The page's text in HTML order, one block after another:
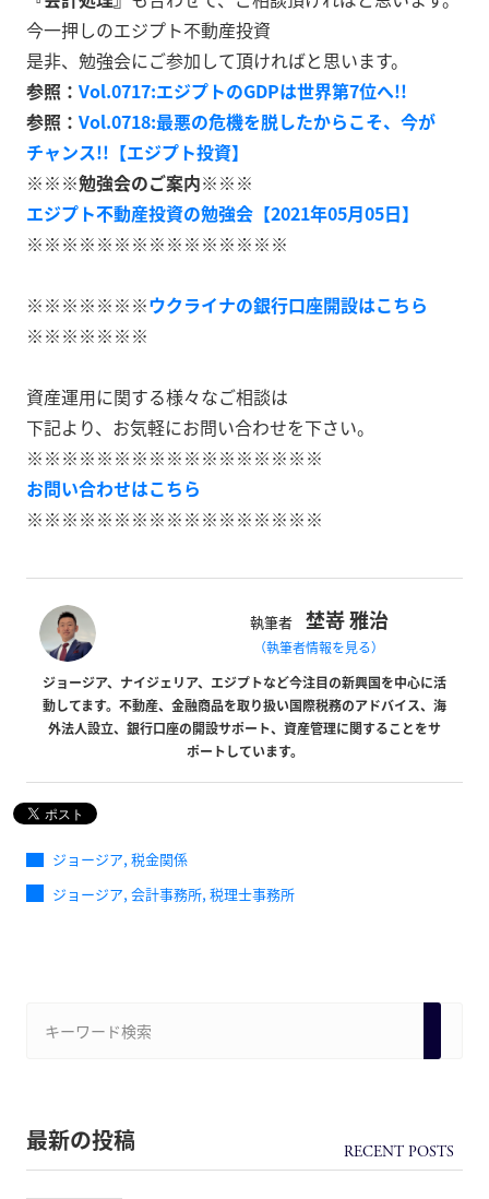
今一押しのエジプト不動産投資
是非、勉強会にご参加して頂ければと思います。
参照： Vol.0717:エジプトのGDPは世界第7位へ!!
参照： Vol.0718:最悪の危機を脱したからこそ、今が
チャンス!!【エジプト投資】
※※※勉強会のご案内※※※
エジプト不動産投資の勉強会【2021年05月05日】
※※※※※※※※※※※※※※※
※※※※※※※ウクライナの銀行口座開設はこちら
※※※※※※※
資産運用に関する様々なご相談は
下記より、お気軽にお問い合わせを下さい。
※※※※※※※※※※※※※※※※※
お問い合わせはこちら
※※※※※※※※※※※※※※※※※
執筆者 埜嵜 雅治
（執筆者情報を見る）
ジョージア、ナイジェリア、エジプトなど今注目の新興国を中心に活
動してます。不動産、金融商品を取り扱い国際税務のアドバイス、海
外法人設立、銀行口座の開設サポート、資産管理に関することをサ
ポートしています。
ジョージア, 税金関係
ジョージア, 会計事務所, 税理士事務所
最新の投稿